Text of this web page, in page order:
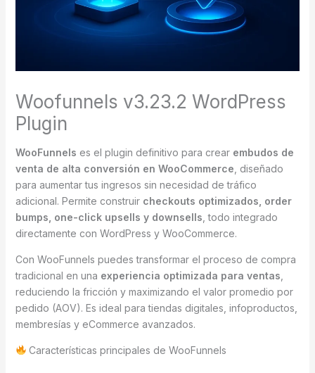
Woofunnels v3.23.2 WordPress
Plugin
WooFunnels es el plugin definitivo para crear embudos de
venta de alta conversión en WooCommerce , diseñado
para aumentar tus ingresos sin necesidad de tráfico
adicional. Permite construir checkouts optimizados, order
bumps, one-click upsells y downsells , todo integrado
directamente con WordPress y WooCommerce.
Con WooFunnels puedes transformar el proceso de compra
tradicional en una experiencia optimizada para ventas
reduciendo la fricción y maximizando el valor promedio por
pedido (AOV). Es ideal para tiendas digitales, infoproductos,
membresías y eCommerce avanzados.
Características principales de WooFunnels